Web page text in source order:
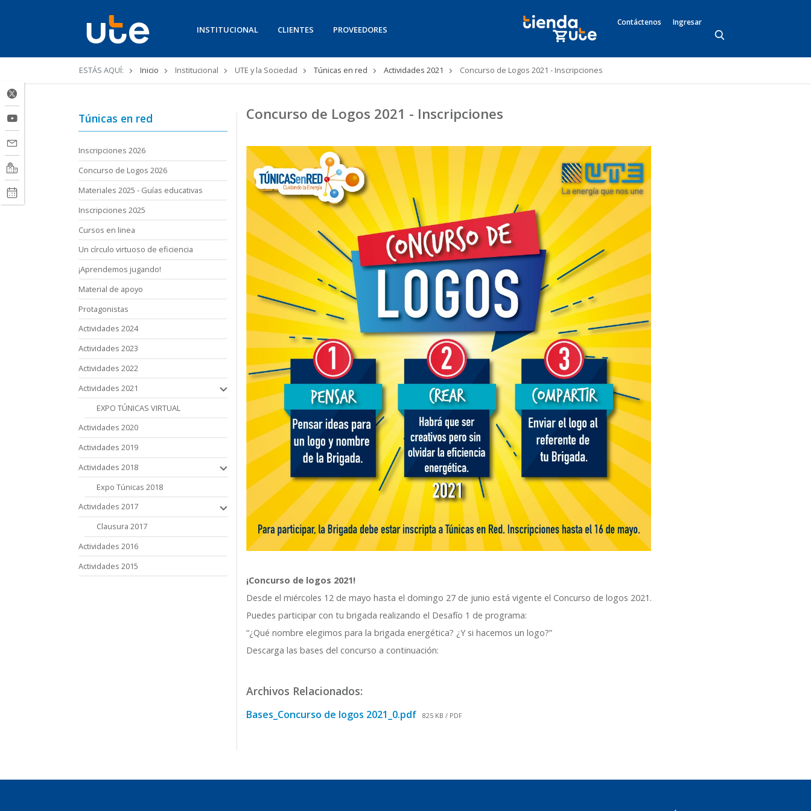
INSTITUCIONAL CLIENTES PROVEEDORES
Contáctenos Ingresar
Ruta
navegación
ESTÁS AQUÍ: Inicio Institucional UTE y la Sociedad Túnicas en red Actividades 2021 Concurso de Logos 2021 - Inscripciones
Túnicas en red
Inscripciones 2026
Concurso de Logos 2026
Materiales 2025 - Guías educativas
Inscripciones 2025
Cursos en linea
Un círculo virtuoso de eficiencia
¡Aprendemos jugando!
Material de apoyo
Protagonistas
Actividades 2024
Actividades 2023
Actividades 2022
Actividades 2021
EXPO TÚNICAS VIRTUAL
Actividades 2020
Actividades 2019
Actividades 2018
Expo Túnicas 2018
Actividades 2017
Clausura 2017
Actividades 2016
Actividades 2015
Concurso de Logos 2021 - Inscripciones
¡Concurso de logos 2021!
Desde el miércoles 12 de mayo hasta el domingo 27 de junio está vigente el Concurso de logos 2021.
Puedes participar con tu brigada realizando el Desafío 1 de programa:
“¿Qué nombre elegimos para la brigada energética? ¿Y si hacemos un logo?”
Descarga las bases del concurso a continuación:
Archivos Relacionados:
Bases_Concurso de logos 2021_0.pdf 825 KB / PDF